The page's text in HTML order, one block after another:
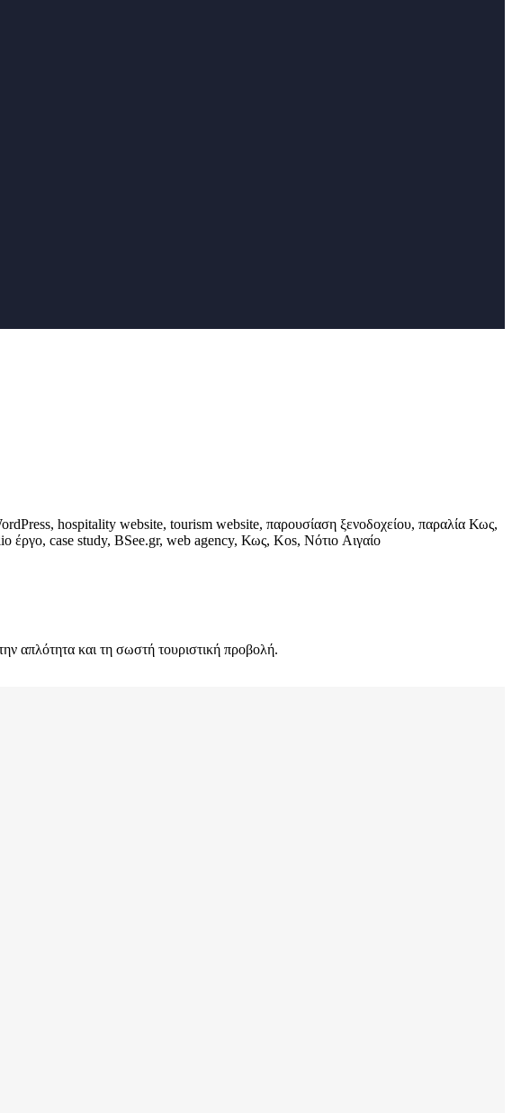
hospitality website, tourism website, παρουσίαση ξενοδοχείου, παραλία Κως,
έργο, case study, BSee.gr, web agency, Κως, Kos, Νότιο Αιγαίο
απλότητα και τη σωστή τουριστική προβολή.